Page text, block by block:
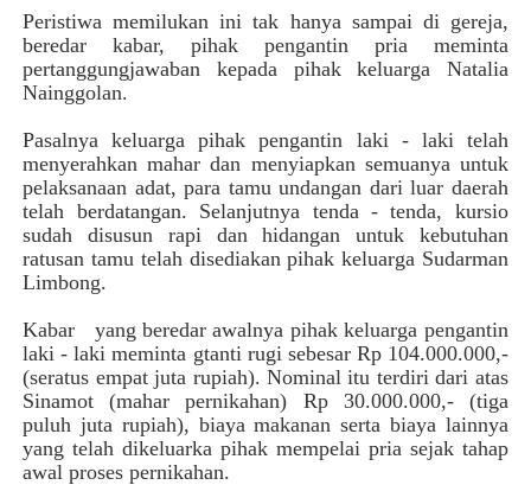
Peristiwa memilukan ini tak hanya sampai di gereja,
beredar kabar, pihak pengantin pria meminta
pertanggungjawaban kepada pihak keluarga Natalia
Nainggolan.
Pasalnya keluarga pihak pengantin laki - laki telah
menyerahkan mahar dan menyiapkan semuanya untuk
pelaksanaan adat, para tamu undangan dari luar daerah
telah berdatangan. Selanjutnya tenda - tenda, kursio
sudah disusun rapi dan hidangan untuk kebutuhan
ratusan tamu telah disediakan pihak keluarga Sudarman
Limbong.
Kabar yang beredar awalnya pihak keluarga pengantin
laki - laki meminta gtanti rugi sebesar Rp 104.000.000,-
(seratus empat juta rupiah). Nominal itu terdiri dari atas
Sinamot (mahar pernikahan) Rp 30.000.000,- (tiga
puluh juta rupiah), biaya makanan serta biaya lainnya
yang telah dikeluarka pihak mempelai pria sejak tahap
awal proses pernikahan.